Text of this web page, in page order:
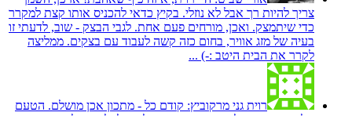
צריך להיות רך אבל לא נוזלי. בקיץ כדאי להכניס אותו קצת למקרר
כדי שיתמצק. ואכן, מורחים פעם אחת. לגבי הבצק - שוב, לדעתי זו
בעיה של מזג אוויר, בחום כזה קשה לעבוד עם בצקים. ממליצה
לקרר את הבית היטב :-) ...
רוית גני מרקוביץ: קודם כל - מתכון אכן מושלם. הטעם